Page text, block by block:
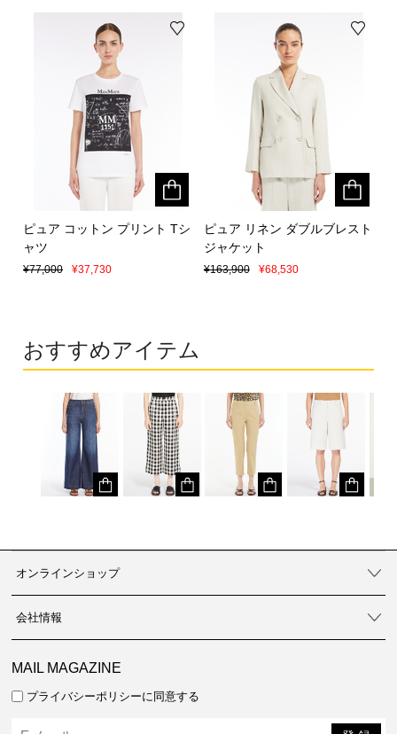
ピュア コットン プリント Tシ
ャツ
¥77,000 ¥37,730
ピュア コットン プリント Tシ
ャツ
¥77,000 ¥37,730
ピュア リネン ダブルブレスト
ジャケット
¥163,900 ¥68,530
ピュア リネン ダブルブレスト
ジャケット
¥163,900 ¥68,530
おすすめアイテム
オンラインショップ
会社情報
MAIL MAGAZINE
プライバシーポリシーに同意する